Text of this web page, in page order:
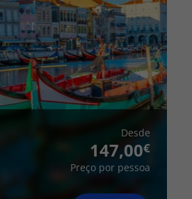
Desde
147,00
Preço por pessoa